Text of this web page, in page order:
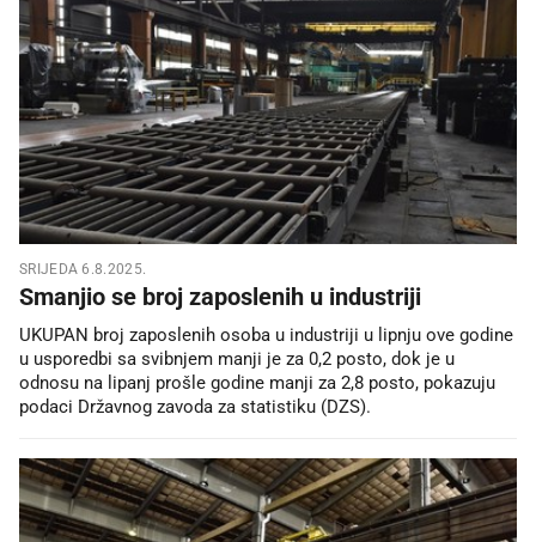
SRIJEDA 6.8.2025.
Smanjio se broj zaposlenih u industriji
UKUPAN broj zaposlenih osoba u industriji u lipnju ove godine
u usporedbi sa svibnjem manji je za 0,2 posto, dok je u
odnosu na lipanj prošle godine manji za 2,8 posto, pokazuju
podaci Državnog zavoda za statistiku (DZS).